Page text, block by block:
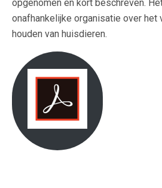
opgenomen en kort beschreven.
onafhankelijke organisatie over het
houden van huisdieren.